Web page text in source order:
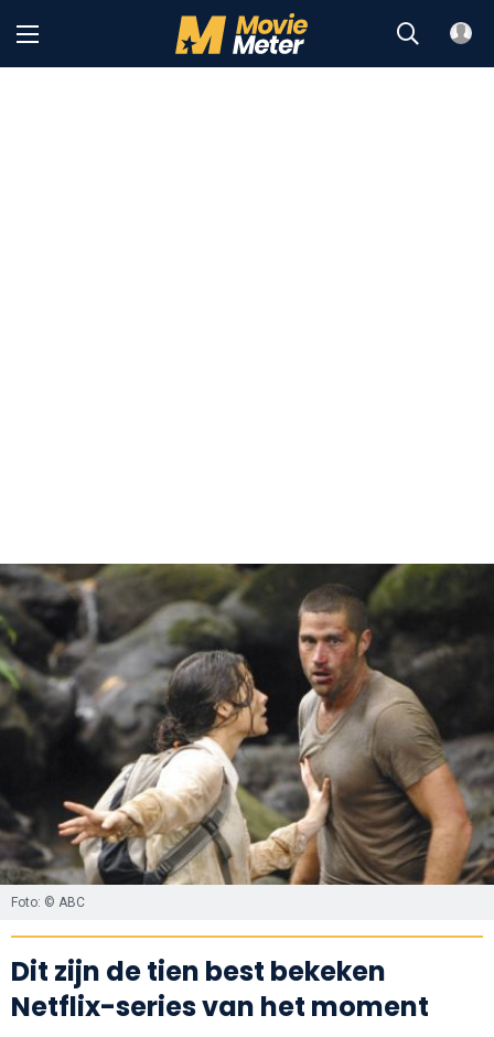
Foto: © ABC
Dit zijn de tien best bekeken
Netflix-series van het moment